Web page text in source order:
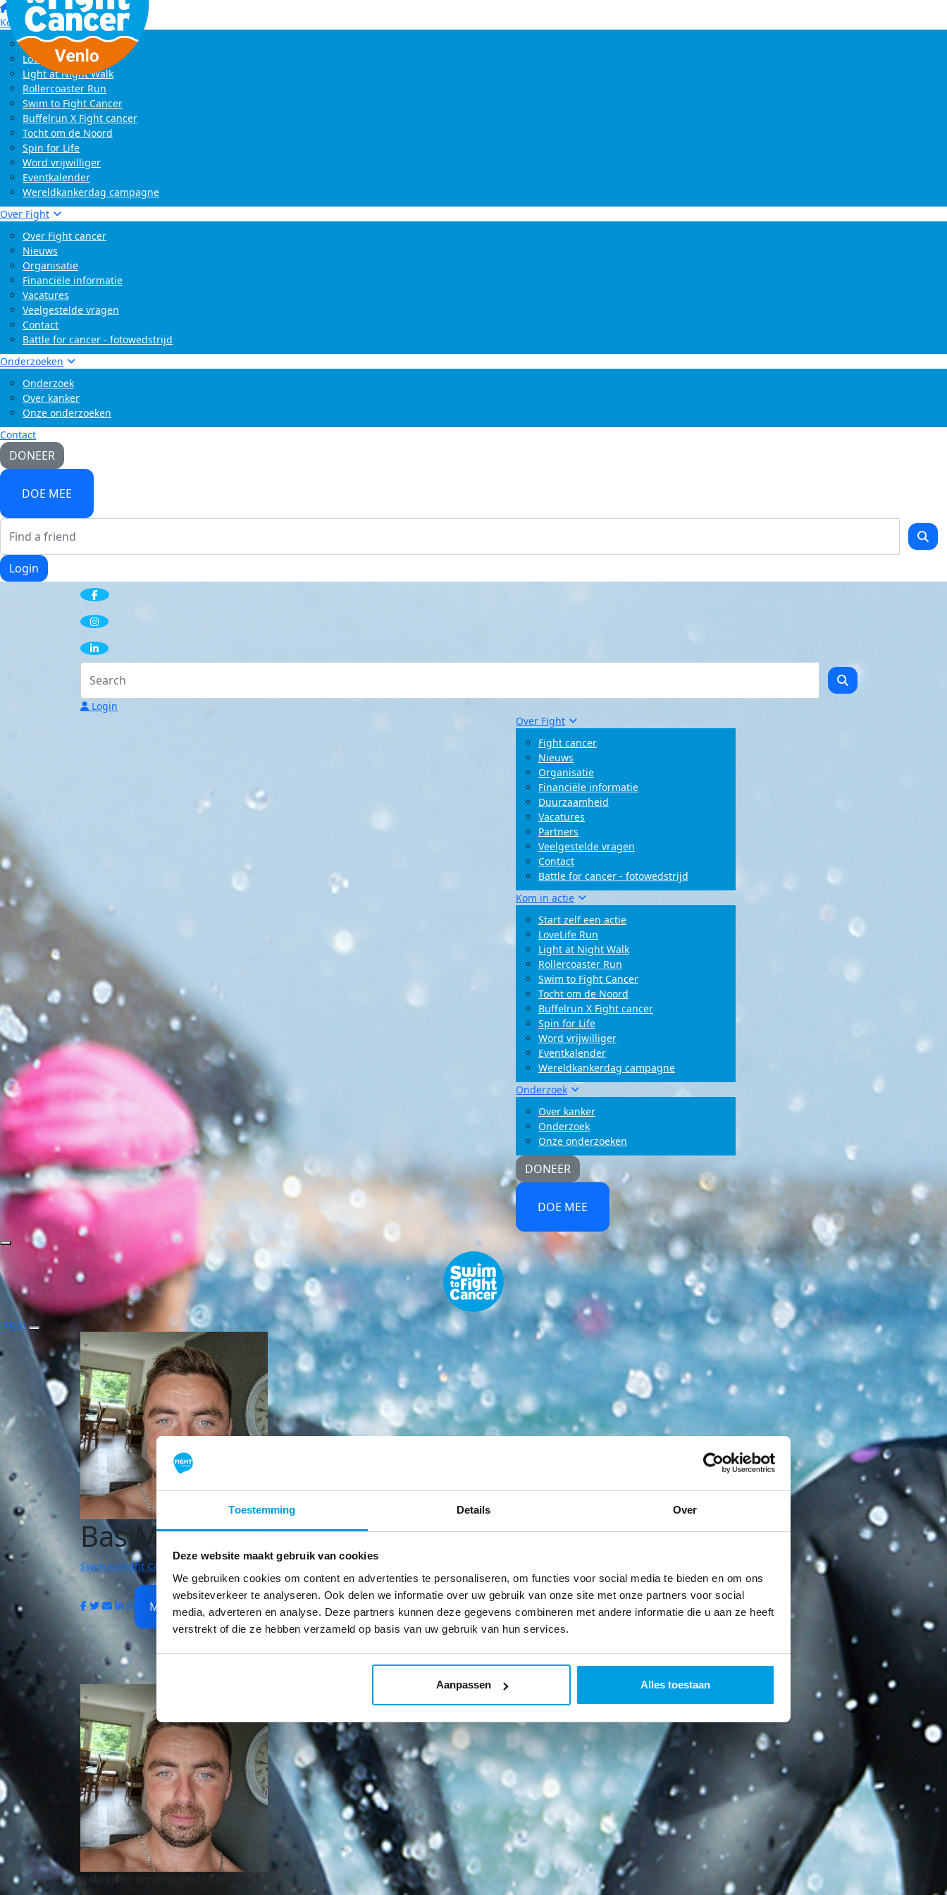
Toestemming Details Over
Deze website maakt gebruik van cookies
We gebruiken cookies om content en advertenties te personaliseren, om functies voor social media te bieden en om ons
websiteverkeer te analyseren. Ook delen we informatie over uw gebruik van onze site met onze partners voor social
media, adverteren en analyse. Deze partners kunnen deze gegevens combineren met andere informatie die u aan ze heeft
verstrekt of die ze hebben verzameld op basis van uw gebruik van hun services.
Aanpassen Alles toestaan
Home
Kom in actie
Start zelf een actie
LoveLife Run
Light at Night Walk
Rollercoaster Run
Swim to Fight Cancer
Buffelrun X Fight cancer
Tocht om de Noord
Spin for Life
Word vrijwilliger
Eventkalender
Wereldkankerdag campagne
Over Fight
Over Fight cancer
Nieuws
Organisatie
Financiële informatie
Vacatures
Veelgestelde vragen
Contact
Battle for cancer - fotowedstrijd
Onderzoeken
Onderzoek
Over kanker
Onze onderzoeken
Contact
DONEER
DOE MEE
Login
Login
Over Fight
Fight cancer
Nieuws
Organisatie
Financiële informatie
Duurzaamheid
Vacatures
Partners
Veelgestelde vragen
Contact
Battle for cancer - fotowedstrijd
Kom in actie
Start zelf een actie
LoveLife Run
Light at Night Walk
Rollercoaster Run
Swim to Fight Cancer
Tocht om de Noord
Buffelrun X Fight cancer
Spin for Life
Word vrijwilliger
Eventkalender
Wereldkankerdag campagne
Onderzoek
Over kanker
Onderzoek
Onze onderzoeken
DONEER
DOE MEE
Login
Bas Marijnissen
Swim to Fight Cancer | Venlo
My Team
Help jij mij om mijn doel te behalen?